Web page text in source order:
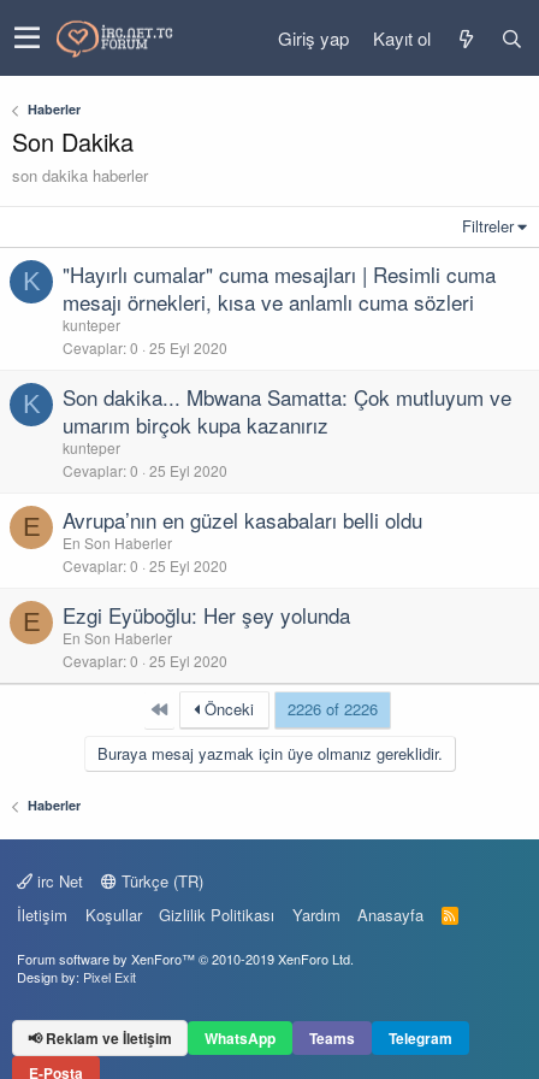
Giriş yap Kayıt ol
Haberler
Son Dakika
son dakika haberler
Filtreler
K
"Hayırlı cumalar" cuma mesajları | Resimli cuma
mesajı örnekleri, kısa ve anlamlı cuma sözleri
kunteper
Cevaplar 0 25 Eyl 2020
K
Son dakika... Mbwana Samatta: Çok mutluyum ve
umarım birçok kupa kazanırız
kunteper
Cevaplar 0 25 Eyl 2020
E Avrupa’nın en güzel kasabaları belli oldu
En Son Haberler
Cevaplar 0 25 Eyl 2020
E Ezgi Eyüboğlu: Her şey yolunda
En Son Haberler
Cevaplar 0 25 Eyl 2020
First Önceki
2226 of 2226
Buraya mesaj yazmak için üye olmanız gereklidir.
Haberler
irc Net
Türkçe (TR)
İletişim
Koşullar Gizlilik Politikası Yardım Anasayfa
R
S
Forum software by XenForo™© 2010-2019 XenForo Ltd.
Design by: Pixel Exit
📢 Reklam ve İletişim WhatsApp Teams
Telegram
E-Posta